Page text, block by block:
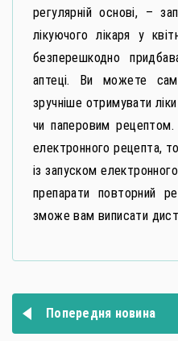
регулярній основі, –
лікуючого лікаря у
безперешкодно
аптеці. Ви можете
зручніше отримувати
чи паперовим
електронного рецепта,
із запуском
препарати повторний
зможе вам виписати
Навігація
Попередня новина